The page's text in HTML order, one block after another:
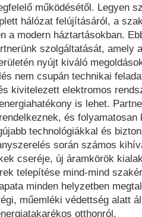
működésétől. Legyen
hálózat felújításáról, a
a modern háztartásokban.
szolgáltatását, amely
nyújt kiváló
nem csupán technikai
kivitelezett elektromos
is lehet.
és
technológiákkal és
során számos
cseréje, új áramkörök
telepítése mind-mind
minden helyzetben
műemléki védettség alatt
otthonról.